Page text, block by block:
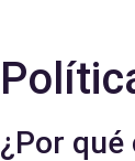
¿Por qué